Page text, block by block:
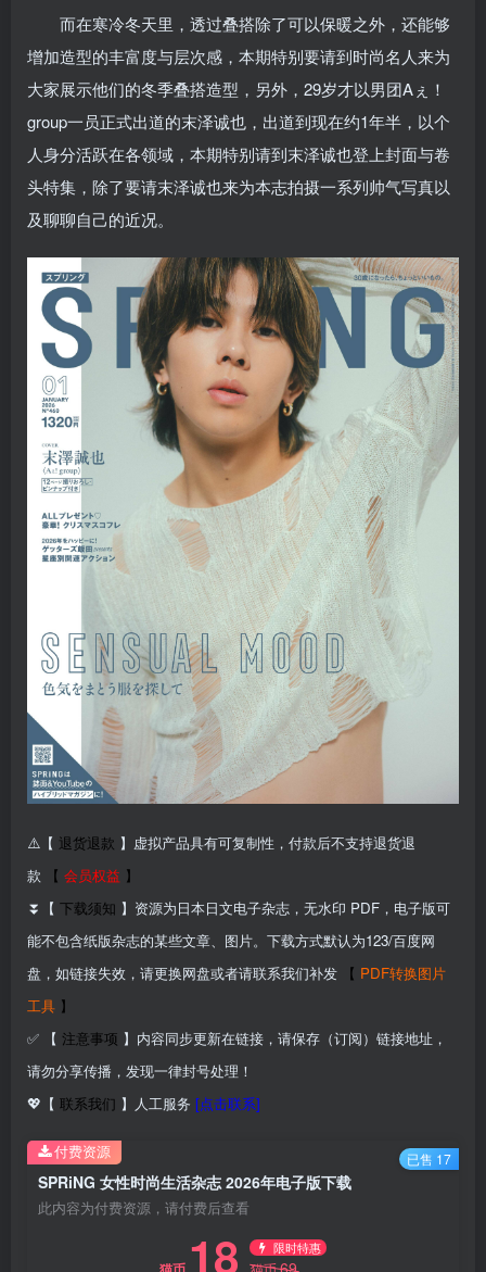
而在寒冷冬天里，透过叠搭除了可以保暖之外，还能够
增加造型的丰富度与层次感，本期特别要请到时尚名人来为
大家展示他们的冬季叠搭造型，另外，29岁才以男团Aぇ！
group一员正式出道的末泽诚也，出道到现在约1年半，以个
人身分活跃在各领域，本期特别请到末泽诚也登上封面与卷
头特集，除了要请末泽诚也来为本志拍摄一系列帅气写真以
及聊聊自己的近况。
⚠️【 退货退款 】虚拟产品具有可复制性，付款后不支持退货退
款
【 会员权益 】
⏬【 下载须知 】资源为日本日文电子杂志，无水印 PDF，电子版可
能不包含纸版杂志的某些文章、图片。下载方式默认为123/百度网
盘，如链接失效，请更换网盘或者请联系我们补发
【 PDF转换图片
工具 】
✅ 【 注意事项 】内容同步更新在链接，请保存（订阅）链接地址，
请勿分享传播，发现一律封号处理！
💖【 联系我们 】人工服务 [点击联系]
SPRiNG 女性时尚生活杂志 2026年电子版下载
此内容为付费资源，请付费后查看
18 限时特惠
猫币69
付费资源 已售 17